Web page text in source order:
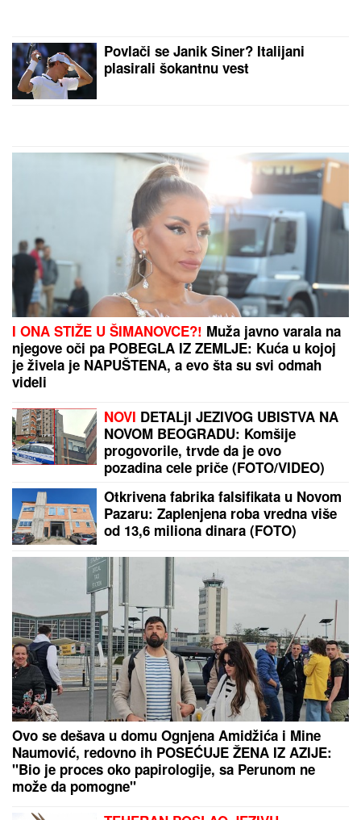
onda sam slučajno čula razgovor i
sve mi je bilo jasno
EVO KOLIKO GODIŠNJE ZARAĐUJE DRAGAN
STANKOVIĆMilioni su u pitanju, a Jovana Jeremić
tvrdi: "U dugovima je"
AMERIKANCI ZAPOČELI EVAKUACIJU:
odluka
TEŠKA NESREĆA KOD RUMEAuto udario u bicikl,